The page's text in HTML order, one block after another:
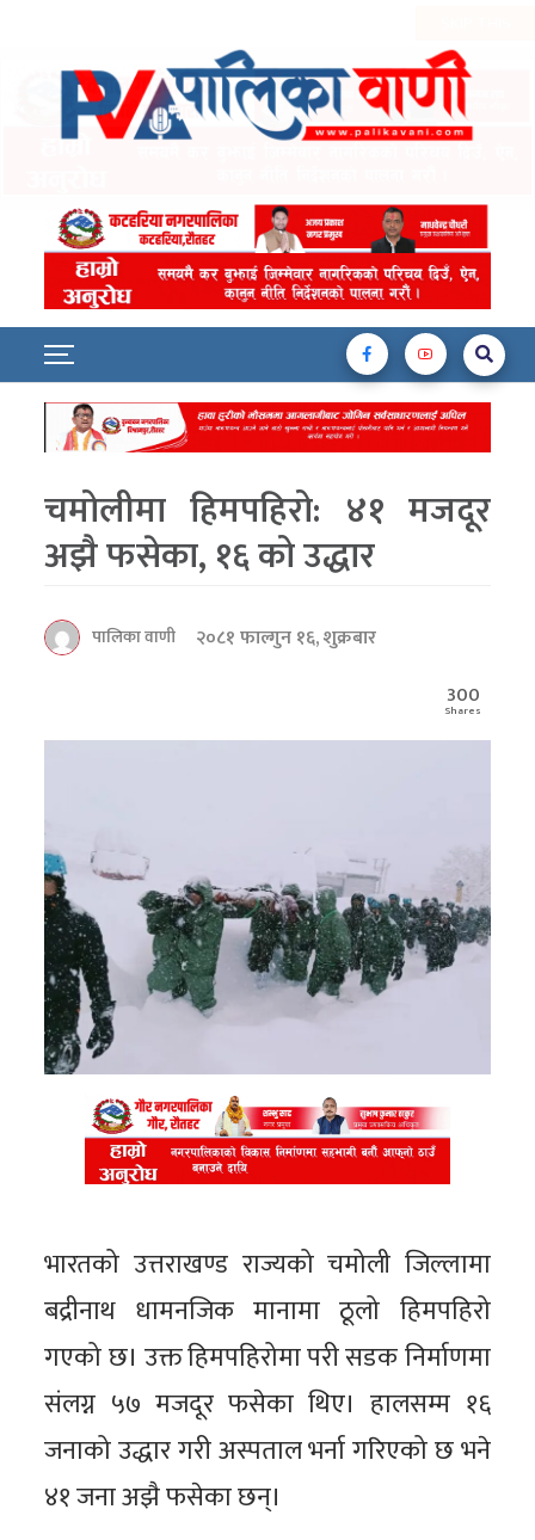
चमोलीमा हिमपहिरो: ४१ मजदूर
अझै फसेका, १६ को उद्धार
पालिका वाणी
२०८१ फाल्गुन १६, शुक्रबार
300
Shares
भारतको उत्तराखण्ड राज्यको चमोली जिल्लामा
बद्रीनाथ धामनजिक मानामा ठूलो हिमपहिरो
गएको छ। उक्त हिमपहिरोमा परी सडक निर्माणमा
संलग्न ५७ मजदूर फसेका थिए। हालसम्म १६
जनाको उद्धार गरी अस्पताल भर्ना गरिएको छ भने
४१ जना अझै फसेका छन्।